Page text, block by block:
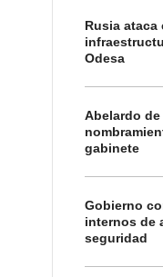
Rusia ataca
Odesa
Abelardo
gabinete
Gobierno
internos de
seguridad